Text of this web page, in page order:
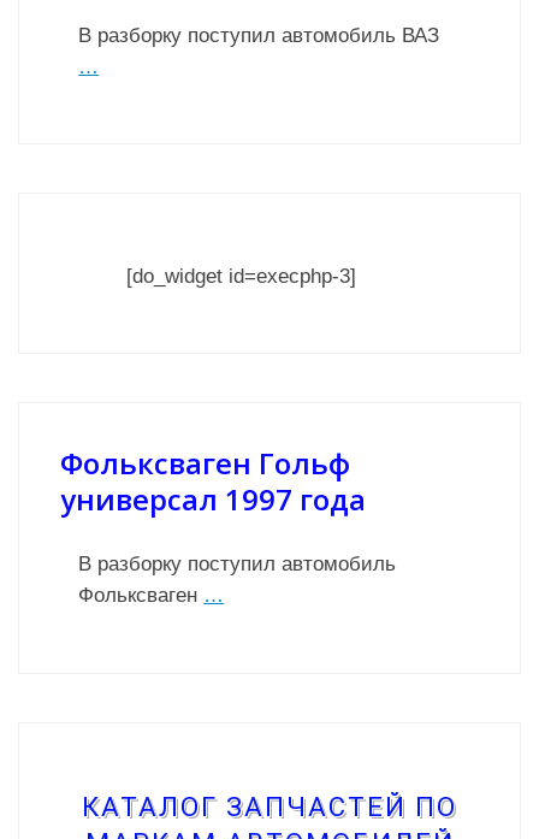
В разборку поступил автомобиль ВАЗ
…
[do_widget id=execphp-3]
Фольксваген Гольф
универсал 1997 года
В разборку поступил автомобиль
Фольксваген …
КАТАЛОГ ЗАПЧАСТЕЙ ПО